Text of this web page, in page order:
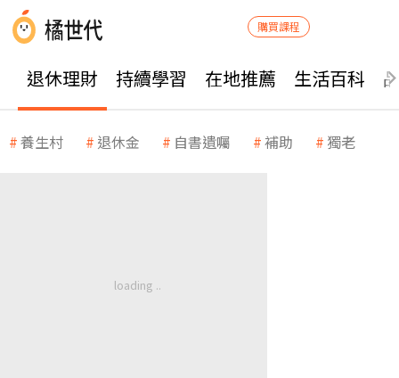
購買課程
退休理財 持續學習 在地推薦 生活百科
養生村 退休金 自書遺囑 補助 獨老